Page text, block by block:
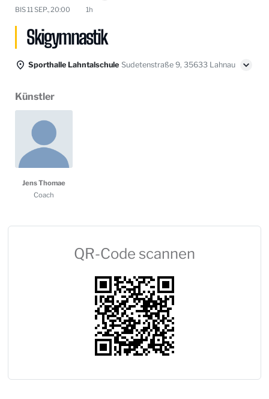
BIS11 SEP., 20:00 1h
Skigymnastik
Sporthalle Lahntalschule Sudetenstraße 9, 35633 Lahnau
Künstler
Jens Thomae
Coach
QR-Code scannen